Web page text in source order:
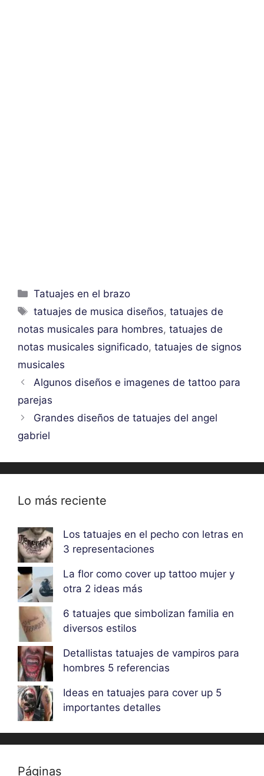
Categorías
Tatuajes en el brazo
Etiquetas
tatuajes de musica diseños,tatuajes de
notas musicales para hombres, tatuajes de
notas musicales significado, tatuajes de signos
musicales
Algunos diseños e imagenes de tattoo para
parejas
Grandes diseños de tatuajes del angel
gabriel
Lo más reciente
Los tatuajes en el pecho con letras en
3 representaciones
La flor como cover up tattoo mujer y
otra 2 ideas más
6 tatuajes que simbolizan familia en
diversos estilos
Detallistas tatuajes de vampiros para
hombres 5 referencias
Ideas en tatuajes para cover up 5
importantes detalles
Páginas